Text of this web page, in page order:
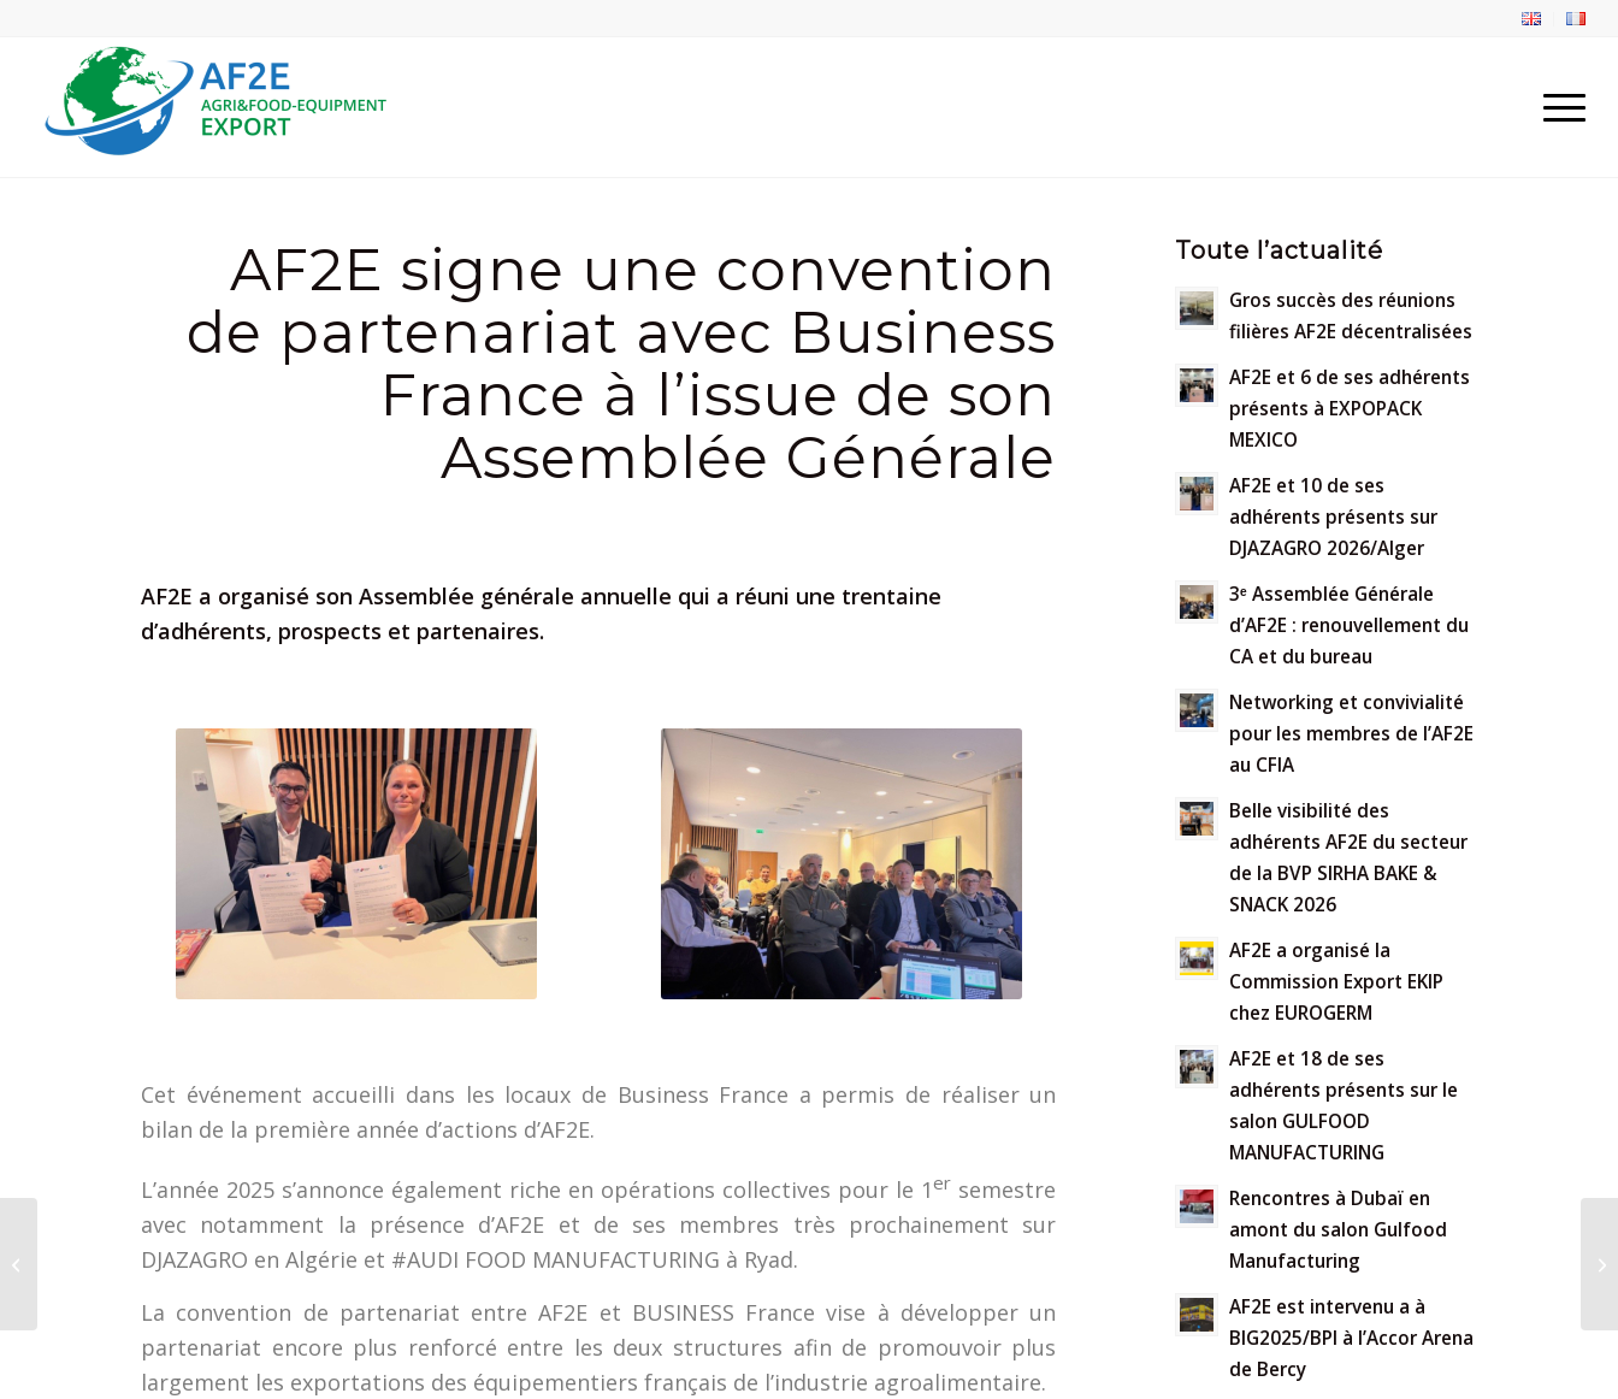
AF2E signe une convention
de partenariat avec Business
France à l’issue de son
Assemblée Générale
AF2E a organisé son Assemblée générale annuelle qui a réuni une trentaine
d’adhérents, prospects et partenaires.
Cet événement accueilli dans les locaux de Business France a permis de réaliser un
bilan de la première année d’actions d’AF2E.
L’année 2025 s’annonce également riche en opérations collectives pour le 1 er semestre
avec notamment la présence d’AF2E et de ses membres très prochainement sur
DJAZAGRO en Algérie et #AUDI FOOD MANUFACTURING à Ryad.
La convention de partenariat entre AF2E et BUSINESS France vise à développer un
partenariat encore plus renforcé entre les deux structures afin de promouvoir plus
largement les exportations des équipementiers français de l’industrie agroalimentaire.
Toute l’actualité
Gros succès des réunions
filières AF2E décentralisées
AF2E et 6 de ses adhérents
présents à EXPOPACK
MEXICO
AF2E et 10 de ses
adhérents présents sur
DJAZAGRO 2026/Alger
3ᵉ Assemblée Générale
d’AF2E : renouvellement du
CA et du bureau
Networking et convivialité
pour les membres de l’AF2E
au CFIA
Belle visibilité des
adhérents AF2E du secteur
de la BVP SIRHA BAKE &
SNACK 2026
AF2E a organisé la
Commission Export EKIP
chez EUROGERM
AF2E et 18 de ses
adhérents présents sur le
salon GULFOOD
MANUFACTURING
Rencontres à Dubaï en
amont du salon Gulfood
Manufacturing
AF2E est intervenu a à
BIG2025/BPI à l’Accor Arena
de Bercy
AF2E et le GEPPIA
partenariat pendant le